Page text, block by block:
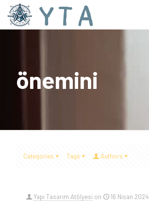
önemini
Categories Tags Authors
Yapı Tasarım Atölyesi on 16 Nisan 2024